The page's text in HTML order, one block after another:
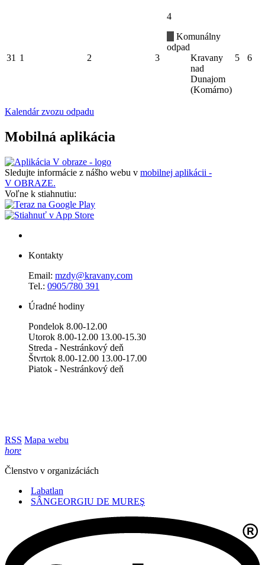
31 1 2 3
4
Komunálny
odpad
Kravany
nad
Dunajom
(Komárno)
5 6
Kalendár zvozu odpadu
Mobilná aplikácia
Sledujte informácie z nášho webu v mobilnej aplikácii -
V OBRAZE.
Voľne k stiahnutiu:
Kontakty
Email: mzdy@kravany.com
Tel.: 0905/780 391
Úradné hodiny
Pondelok 8.00-12.00
Utorok 8.00-12.00 13.00-15.30
Streda - Nestránkový deň
Štvrtok 8.00-12.00 13.00-17.00
Piatok - Nestránkový deň
RSS Mapa webu
hore
Členstvo v organizáciách
Labatlan
SÂNGEORGIU DE MUREŞ